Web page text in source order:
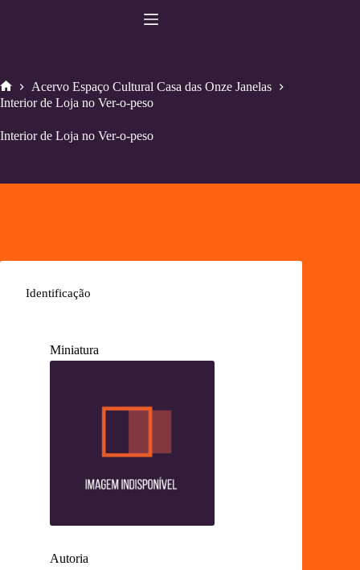
Home
Acervo Espaço Cultural Casa das Onze Janelas
Interior de Loja no Ver-o-peso
Interior de Loja no Ver-o-peso
Identificação
Miniatura
Autoria